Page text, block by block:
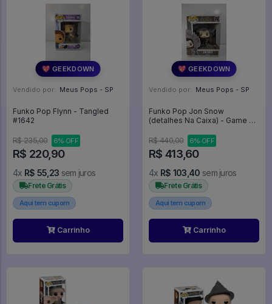
💖 GEEKDOWN
Vendido por: Meus Pops - SP
Funko Pop Flynn - Tangled
#1642
R$ 235,00 6% OFF
R$ 220,90
4x R$ 55,23 sem juros
Frete Grátis
Aqui tem cupom
Carrinho
💖 GEEKDOWN
Vendido por: Meus Pops - SP
Funko Pop Jon Snow
(detalhes Na Caixa) - Game Of
R$ 440,00
6% OFF
R$ 413,60
4x R$ 103,40 sem juros
Frete Grátis
Aqui tem cupom
Carrinho